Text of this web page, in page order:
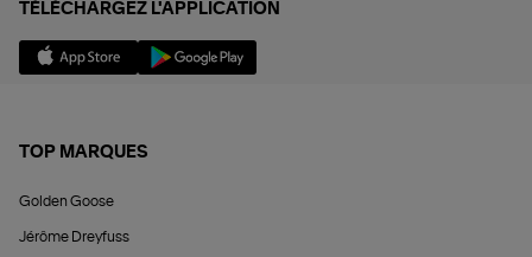
TÉLÉCHARGEZ L'APPLICATION
TOP MARQUES
Golden Goose
Jérôme Dreyfuss